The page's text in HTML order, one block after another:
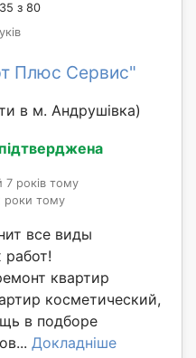
з 80
Плюс Сервис"
в м. Андрушівка)
7 років тому
роки тому
все виды
работ!
квартир
косметический,
в подборе
Докладніше